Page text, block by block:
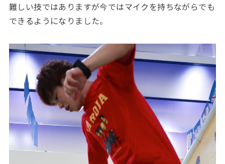
難しい技ではありますが今ではマイクを持ちながらでも
できるようになりました。